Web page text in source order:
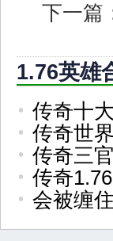
下一篇
1.76英雄
传奇十
传奇世
传奇三
传奇
会被缠